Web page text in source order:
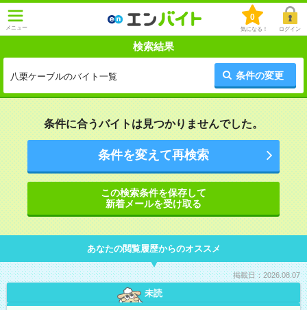
メニュー
0
気になる！ ログイン
検索結果
八栗ケーブルのバイト一覧 条件の変更
条件に合うバイトは見つかりませんでした。
条件を変えて再検索
この検索条件を保存して
新着メールを受け取る
あなたの閲覧履歴からのオススメ
掲載日：2026.08.07
未読